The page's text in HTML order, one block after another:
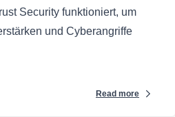
Security funktioniert, um
und Cyberangriffe
Read more